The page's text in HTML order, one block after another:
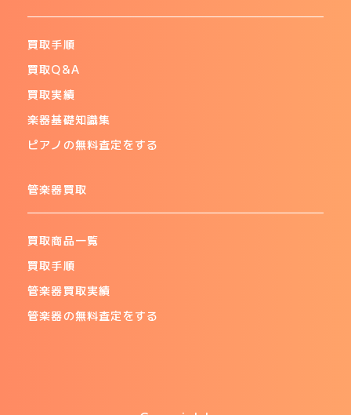
買取手順
買取Q&A
買取実績
楽器基礎知識集
ピアノの無料査定をする
管楽器買取
買取商品一覧
買取手順
管楽器買取実績
管楽器の無料査定をする